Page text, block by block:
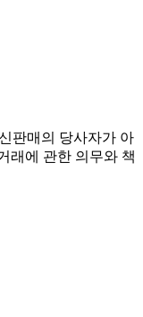
판매의 당사자가 아
래에 관한 의무와 책